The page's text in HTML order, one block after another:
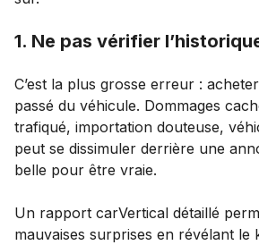
1. Ne pas vérifier
C’est la plus grosse erreur :
passé du véhicule. Dommages
trafiqué, importation douteuse,
peut se dissimuler derrière une
belle pour être vraie.
Un rapport carVertical détaillé
mauvaises surprises en révélant le